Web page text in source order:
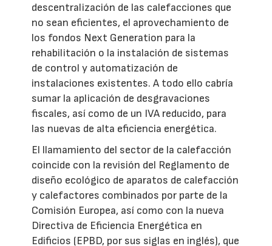
descentralización de las calefacciones que
no sean eficientes, el aprovechamiento de
los fondos Next Generation para la
rehabilitación o la instalación de sistemas
de control y automatización de
instalaciones existentes. A todo ello cabría
sumar la aplicación de desgravaciones
fiscales, así como de un IVA reducido, para
las nuevas de alta eficiencia energética.
El llamamiento del sector de la calefacción
coincide con la revisión del Reglamento de
diseño ecológico de aparatos de calefacción
y calefactores combinados por parte de la
Comisión Europea, así como con la nueva
Directiva de Eficiencia Energética en
Edificios (EPBD, por sus siglas en inglés), que